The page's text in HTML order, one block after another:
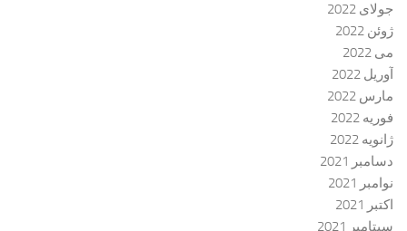
جولای 2022
ژوئن 2022
می 2022
آوریل 2022
مارس 2022
فوریه 2022
ژانویه 2022
دسامبر 2021
نوامبر 2021
اکتبر 2021
سپتامبر 2021